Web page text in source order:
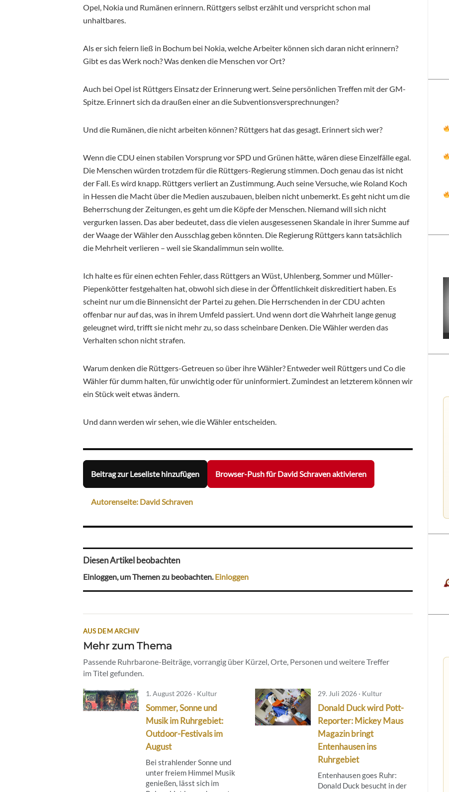
Opel, Nokia und Rumänen erinnern. Rüttgers selbst erzählt und verspricht schon mal
unhaltbares.
Als er sich feiern ließ in Bochum bei Nokia, welche Arbeiter können sich daran nicht erinnern?
Gibt es das Werk noch? Was denken die Menschen vor Ort?
Auch bei Opel ist Rüttgers Einsatz der Erinnerung wert. Seine persönlichen Treffen mit der GM-
Spitze. Erinnert sich da draußen einer an die Subventionsversprechnungen?
Und die Rumänen, die nicht arbeiten können? Rüttgers hat das gesagt. Erinnert sich wer?
Wenn die CDU einen stabilen Vorsprung vor SPD und Grünen hätte, wären diese Einzelfälle egal.
Die Menschen würden trotzdem für die Rüttgers-Regierung stimmen. Doch genau das ist nicht
der Fall. Es wird knapp. Rüttgers verliert an Zustimmung. Auch seine Versuche, wie Roland Koch
in Hessen die Macht über die Medien auszubauen, bleiben nicht unbemerkt. Es geht nicht um die
Beherrschung der Zeitungen, es geht um die Köpfe der Menschen. Niemand will sich nicht
vergurken lassen. Das aber bedeutet, dass die vielen ausgesessenen Skandale in ihrer Summe auf
der Waage der Wähler den Ausschlag geben könnten. Die Regierung Rüttgers kann tatsächlich
die Mehrheit verlieren – weil sie Skandalimmun sein wollte.
Ich halte es für einen echten Fehler, dass Rüttgers an Wüst, Uhlenberg, Sommer und Müller-
Piepenkötter festgehalten hat, obwohl sich diese in der Öffentlichkeit diskreditiert haben. Es
scheint nur um die Binnensicht der Partei zu gehen. Die Herrschenden in der CDU achten
offenbar nur auf das, was in ihrem Umfeld passiert. Und wenn dort die Wahrheit lange genug
geleugnet wird, trifft sie nicht mehr zu, so dass scheinbare Denken. Die Wähler werden das
Verhalten schon nicht strafen.
Warum denken die Rüttgers-Getreuen so über ihre Wähler? Entweder weil Rüttgers und Co die
Wähler für dumm halten, für unwichtig oder für uninformiert. Zumindest an letzterem können wir
ein Stück weit etwas ändern.
Und dann werden wir sehen, wie die Wähler entscheiden.
Beitrag zur Leseliste hinzufügen Browser-Push für David Schraven aktivieren
Autorenseite: David Schraven
Diesen Artikel beobachten
Einloggen, um Themen zu beobachten.Einloggen
AUS DEM ARCHIV
Mehr zum Thema
Passende Ruhrbarone-Beiträge, vorrangig über Kürzel, Orte, Personen und weitere Treffer
im Titel gefunden.
1. August 2026 · Kultur
Sommer, Sonne und
Musik im Ruhrgebiet:
Outdoor-Festivals im
August
Bei strahlender Sonne und
unter freiem Himmel Musik
genießen, lässt sich im
29. Juli 2026 · Kultur
Donald Duck wird Pott-
Reporter: Mickey Maus
Magazin bringt
Entenhausen ins
Ruhrgebiet
Entenhausen goes Ruhr:
Donald Duck besucht in der